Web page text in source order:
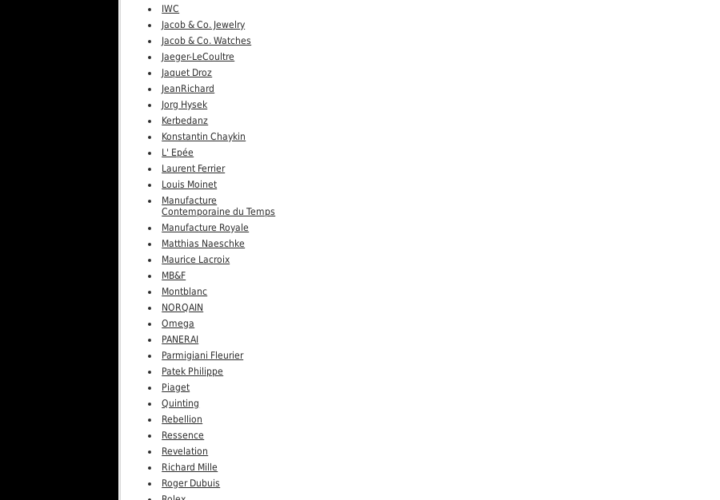
IWC
Jacob & Co. Jewelry
Jacob & Co. Watches
Jaeger-LeCoultre
Jaquet Droz
JeanRichard
Jorg Hysek
Kerbedanz
Konstantin Chaykin
L' Epée
Laurent Ferrier
Louis Moinet
Manufacture
Contemporaine du Temps
Manufacture Royale
Matthias Naeschke
Maurice Lacroix
MB&F
Montblanc
NORQAIN
Omega
PANERAI
Parmigiani Fleurier
Patek Philippe
Piaget
Quinting
Rebellion
Ressence
Revelation
Richard Mille
Roger Dubuis